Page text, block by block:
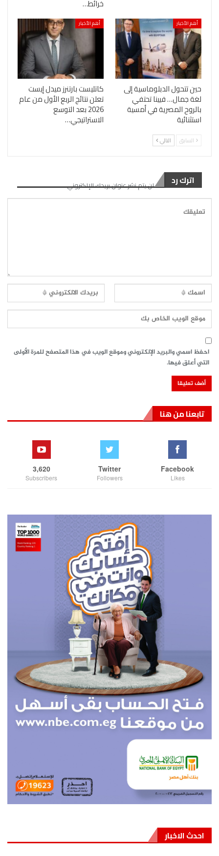
خرائط…
أهم الأخبار
حين تتحول الدبلوماسية إلى
لغة جمال… فيينا تحتفي
بالروح المصرية في أمسية
استثنائية
أهم الأخبار
كاتليست بارتنرز ميدل إيست
تعلن نتائج الربع الأول من عام
2026 بعد التوسع
الاستراتيجي…
السابق التالي
اترك رد لن يتم نشر عنوان بريدك الإلكتروني.
احفظ اسمي والبريد الإلكتروني وموقع الويب في هذا المتصفح للمرة الأولى
التي أعلق فيها.
تابعنا من هنا
Facebook
Likes
Twitter
Followers
3,620
Subscribers
احدث الاخبار